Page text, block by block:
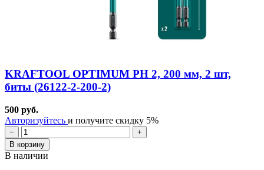
KRAFTOOL OPTIMUM PH 2, 200 мм, 2 шт,
биты (26122-2-200-2)
500 руб.
Авторизуйтесь и получите скидку 5%
−
+
В корзину
В наличии